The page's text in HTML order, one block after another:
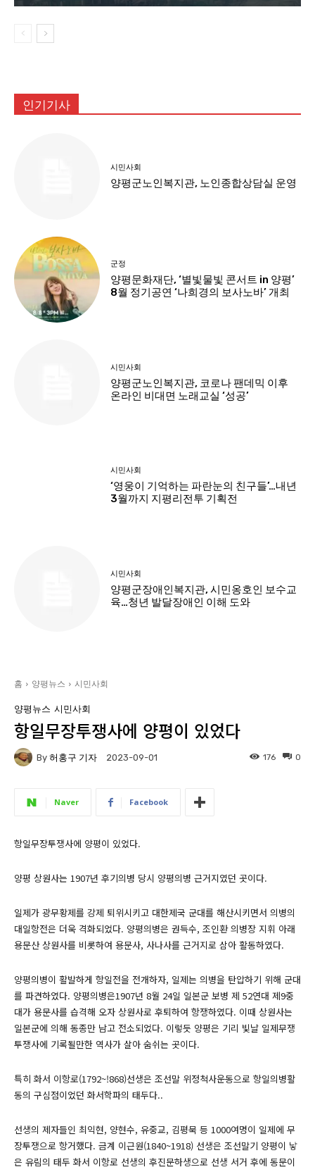
인기기사
시민사회
양평군노인복지관, 노인종합상담실 운영
군정
양평문화재단, ‘별빛물빛 콘서트 in 양평’
8월 정기공연 ‘나희경의 보사노바’ 개최
시민사회
양평군노인복지관, 코로나 팬데믹 이후
온라인 비대면 노래교실 ‘성공’
시민사회
‘영웅이 기억하는 파란눈의 친구들’…내년
3월까지 지평리전투 기획전
시민사회
양평군장애인복지관, 시민옹호인 보수교
육…청년 발달장애인 이해 도와